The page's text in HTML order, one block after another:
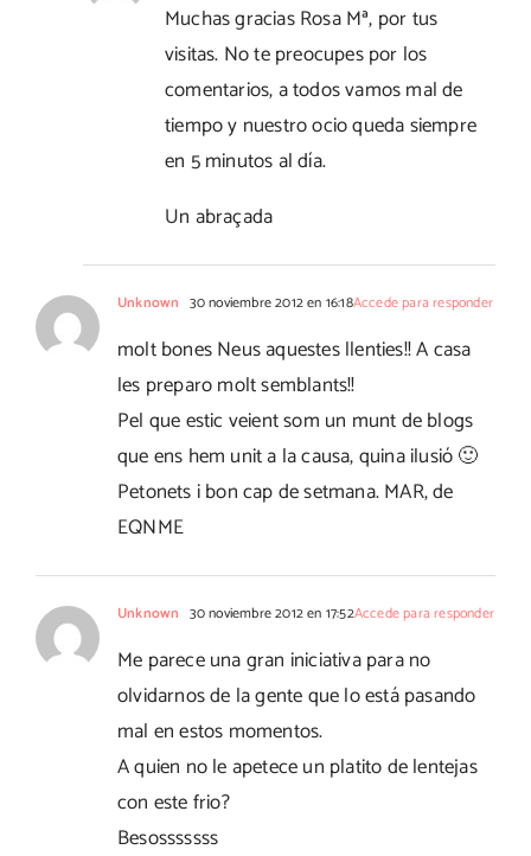
Muchas gracias Rosa Mª, por tus
visitas. No te preocupes por los
comentarios, a todos vamos mal de
tiempo y nuestro ocio queda siempre
en 5 minutos al día.
Un abraçada
Unknown 30 noviembre 2012 en 16:18Accede para responder
molt bones Neus aquestes llenties!! A casa
les preparo molt semblants!!
Pel que estic veient som un munt de blogs
que ens hem unit a la causa, quina ilusió 🙂
Petonets i bon cap de setmana. MAR, de
EQNME
Unknown 30 noviembre 2012 en 17:52Accede para responder
Me parece una gran iniciativa para no
olvidarnos de la gente que lo está pasando
mal en estos momentos.
A quien no le apetece un platito de lentejas
con este frio?
Besosssssss